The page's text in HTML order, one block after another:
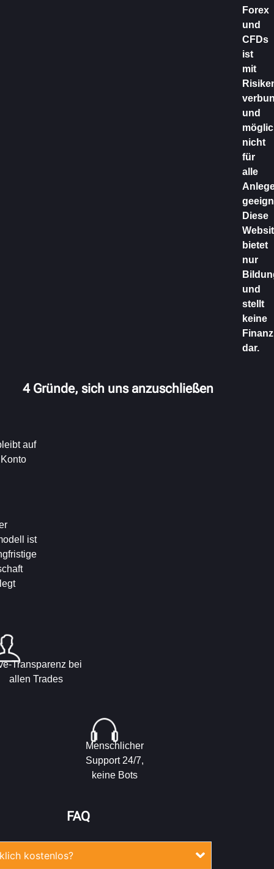
Forex
und
CFDs
ist
mit
und
nicht
für
alle
Diese
bietet
nur
und
stellt
keine
dar.
4 Gründe, sich uns anzuschließen
auf
ist
Transparenz bei
allen Trades
Menschlicher
Support 24/7,
keine Bots
FAQ
kostenlos?